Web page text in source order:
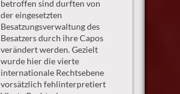
betroffen sind durften von
der eingesetzten
Besatzungsverwaltung des
Besatzers durch ihre Capos
verändert werden. Gezielt
wurde hier die vierte
internationale Rechtsebene
vorsätzlich fehlinterpretiert